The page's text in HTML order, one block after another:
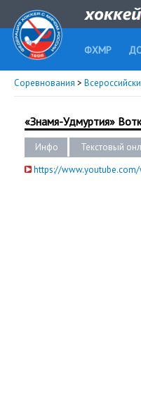
ФХМР
Соревнования >
«Знамя-Удмуртия»
Инфо Текстовый
https://www.youtube.com/